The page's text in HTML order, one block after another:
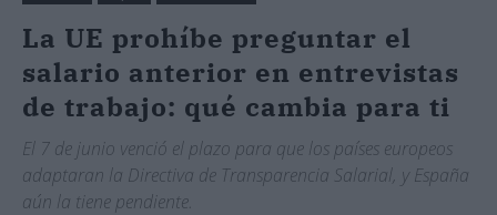
La UE prohíbe preguntar el
salario anterior en entrevistas
de trabajo: qué cambia para ti
El 7 de junio venció el plazo para que los países europeos
adaptaran la Directiva de Transparencia Salarial, y España
aún la tiene pendiente.